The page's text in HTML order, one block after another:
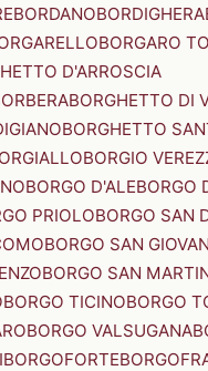
BORDANOBORDIGHERA
BORGARO
D'ARROSCIA
BORGHETTO DI
BORGHETTO
BORGIO
BORGO D'ALEBORGO
PRIOLOBORGO SAN
BORGO SAN
BORGO SAN
BORGO TICINOBORGO
BORGO VALSUGANA
BORGOFORTE